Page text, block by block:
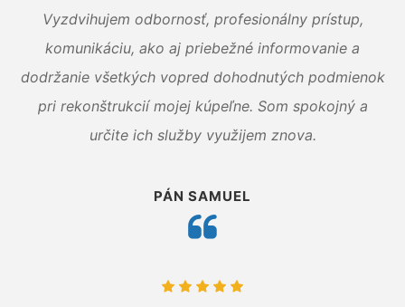
Vyzdvihujem odbornosť, profesionálny prístup,
komunikáciu, ako aj priebežné informovanie a
dodržanie všetkých vopred dohodnutých podmienok
pri rekonštrukcií mojej kúpeľne. Som spokojný a
určite ich služby využijem znova.
PÁN SAMUEL